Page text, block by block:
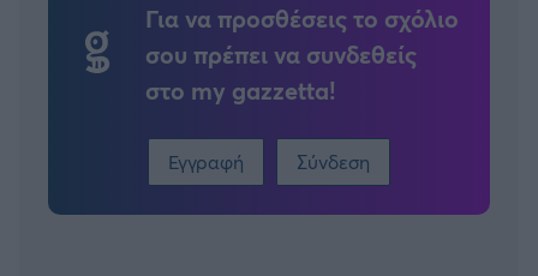
Για να προσθέσεις το σχόλιο
σου πρέπει να συνδεθείς
στο my gazzetta!
Εγγραφή Σύνδεση